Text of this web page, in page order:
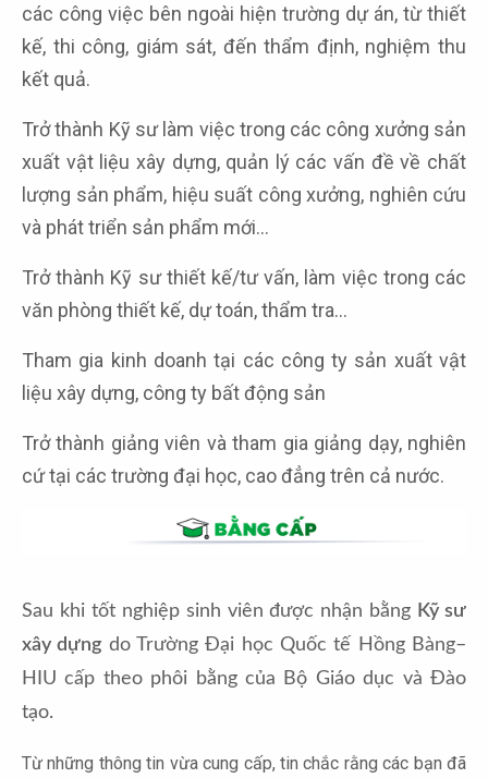
các công việc bên ngoài hiện trường dự án, từ thiết
kế, thi công, giám sát, đến thẩm định, nghiệm thu
kết quả.
Trở thành Kỹ sư làm việc trong các công xưởng sản
xuất vật liệu xây dựng, quản lý các vấn đề về chất
lượng sản phẩm, hiệu suất công xưởng, nghiên cứu
và phát triển sản phẩm mới…
Trở thành Kỹ sư thiết kế/tư vấn, làm việc trong các
văn phòng thiết kế, dự toán, thẩm tra…
Tham gia kinh doanh tại các công ty sản xuất vật
liệu xây dựng, công ty bất động sản
Trở thành giảng viên và tham gia giảng dạy, nghiên
cứ tại các trường đại học, cao đẳng trên cả nước.
Sau khi tốt nghiệp sinh viên được nhận bằng Kỹ sư
xây dựng do Trường Đại học Quốc tế Hồng Bàng–
HIU cấp theo phôi bằng của Bộ Giáo dục và Đào
tạo.
Từ những thông tin vừa cung cấp, tin chắc rằng các bạn đã